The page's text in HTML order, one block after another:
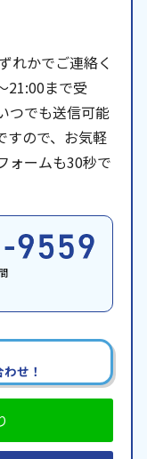
れかでご連絡く
21:00まで受
つでも送信可能
すので、お気軽
ォームも30秒で
せ！